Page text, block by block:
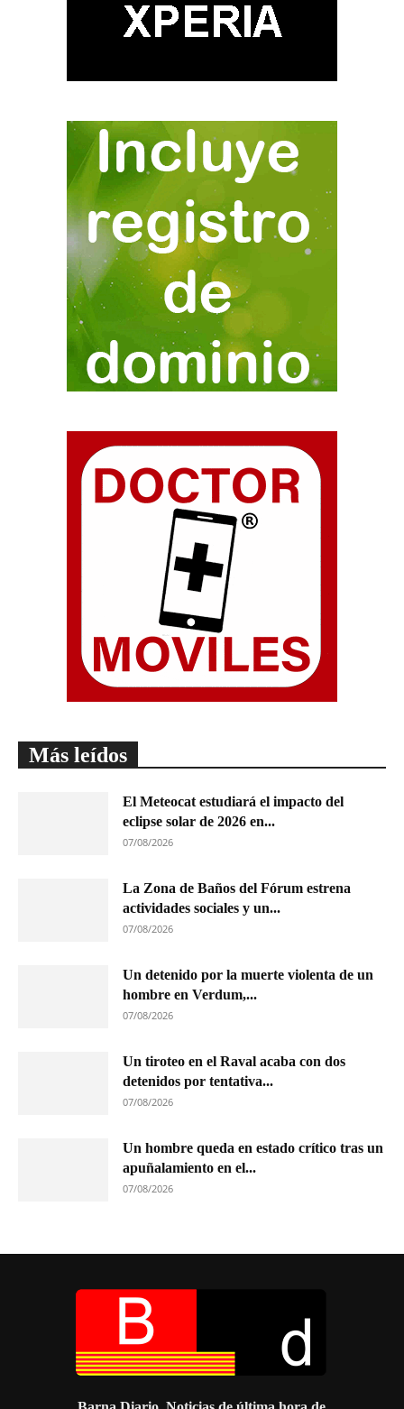
Más leídos
El Meteocat estudiará el impacto del
eclipse solar de 2026 en...
07/08/2026
La Zona de Baños del Fórum estrena
actividades sociales y un...
07/08/2026
Un detenido por la muerte violenta de un
hombre en Verdum,...
07/08/2026
Un tiroteo en el Raval acaba con dos
detenidos por tentativa...
07/08/2026
Un hombre queda en estado crítico tras un
apuñalamiento en el...
07/08/2026